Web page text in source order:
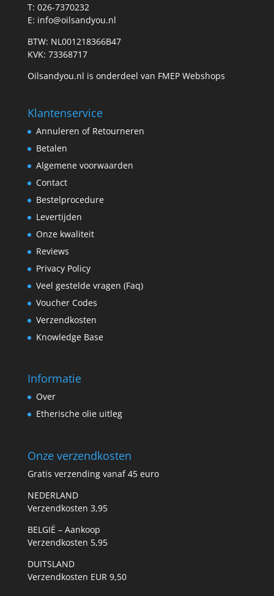
T: 026-7370232
E: info@oilsandyou.nl
BTW: NL001218366B47
KVK: 73368717
Oilsandyou.nl is onderdeel van FMEP Webshops
Klantenservice
Annuleren of Retourneren
Betalen
Algemene voorwaarden
Contact
Bestelprocedure
Levertijden
Onze kwaliteit
Reviews
Privacy Policy
Veel gestelde vragen (Faq)
Voucher Codes
Verzendkosten
Knowledge Base
Informatie
Over
Etherische olie uitleg
Onze verzendkosten
Gratis verzending vanaf 45 euro
NEDERLAND
Verzendkosten 3,95
BELGIË – Aankoop
Verzendkosten 5,95
DUITSLAND
Verzendkosten EUR 9,50